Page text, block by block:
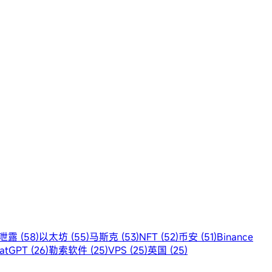
露 (58)以太坊 (55)马斯克 (53)NFT (52)币安 (51)Binance
(26)勒索软件 (25)VPS (25)英国 (25)